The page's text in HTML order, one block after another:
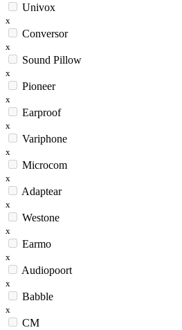
Univox
x
Conversor
x
Sound Pillow
x
Pioneer
x
Earproof
x
Variphone
x
Microcom
x
Adaptear
x
Westone
x
Earmo
x
Audiopoort
x
Babble
x
CM